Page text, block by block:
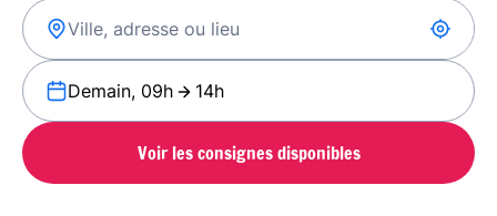
Demain, 09h 14h
Voir les consignes disponibles